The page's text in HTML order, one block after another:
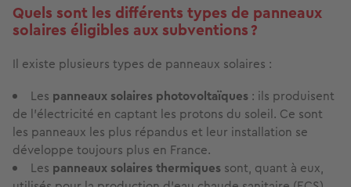
Quels sont les différents types de panneaux
solaires éligibles aux subventions ?
Il existe plusieurs types de panneaux solaires :
Les panneaux solaires photovoltaïques : ils produisent
de l’électricité en captant les protons du soleil. Ce sont
les panneaux les plus répandus et leur installation se
développe toujours plus en France.
Les panneaux solaires thermiques sont, quant à eux,